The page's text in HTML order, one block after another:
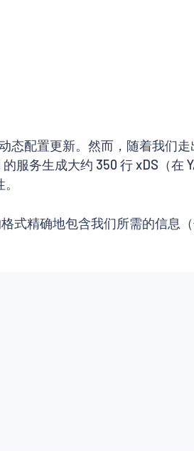
态配置更新。然而，随着我们
服务生成大约 350 行 xDS（在
式精确地包含我们所需的信息